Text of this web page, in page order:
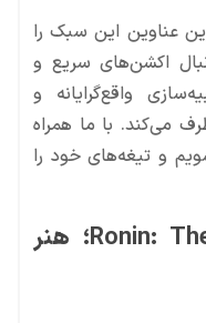
عناوین این سبک را
اکشن‌های سریع و
واقع‌گرایانه و
می‌کند. با ما همراه
و تیغه‌های خود را
۱. بازی Ronin: The Last Samurai؛ هنر